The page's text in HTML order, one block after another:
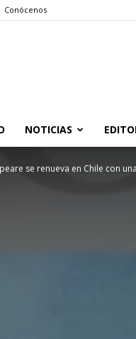
Conócenos
NOTICIAS
se renueva en Chile con